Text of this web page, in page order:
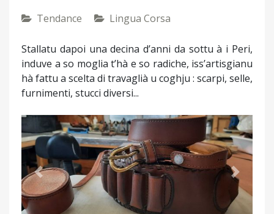
Tendance
Lingua Corsa
Stallatu dapoi una decina d’anni da sottu à i Peri,
induve a so moglia t’hà e so radiche, iss’artisgianu
hà fattu a scelta di travaglià u coghju : scarpi, selle,
furnimenti, stucci diversi...
Précédent Suivant